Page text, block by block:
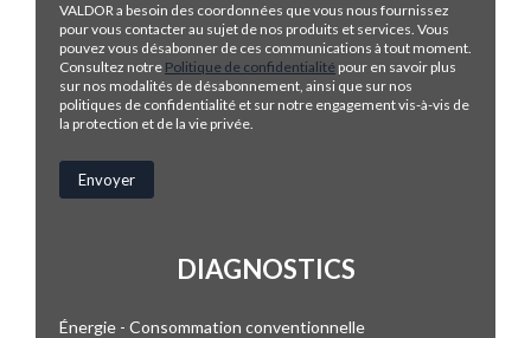
VALDOR a besoin des coordonnées que vous nous fournissez
pour vous contacter au sujet de nos produits et services. Vous
pouvez vous désabonner de ces communications à tout moment.
Consultez notre Politique de confidentialité pour en savoir plus
sur nos modalités de désabonnement, ainsi que sur nos
politiques de confidentialité et sur notre engagement vis-à-vis de
la protection et de la vie privée.
DIAGNOSTICS
Énergie - Consommation conventionnelle